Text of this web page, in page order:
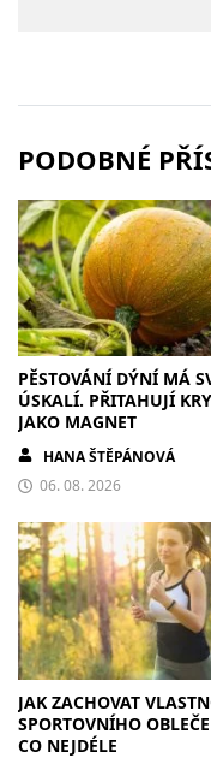
PODOBNÉ
PĚSTOVÁNÍ DÝNÍ MÁ
ÚSKALÍ. PŘITAHUJÍ
JAKO MAGNET
HANA ŠTĚPÁNOVÁ
06. 08. 2026
JAK ZACHOVAT
SPORTOVNÍHO
CO NEJDÉLE